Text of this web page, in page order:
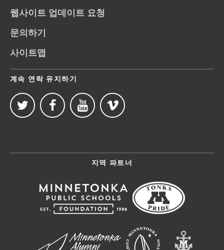
웹사이트 업데이트 요청
문의하기
사이트맵
계속 연락 유지하기
지역 파트너